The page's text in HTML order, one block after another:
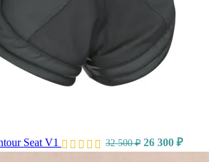
Seat V1 32 500₽ 26 300 ₽